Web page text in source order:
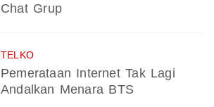
Chat Grup
TELKO
Pemerataan Internet Tak Lagi
Andalkan Menara BTS